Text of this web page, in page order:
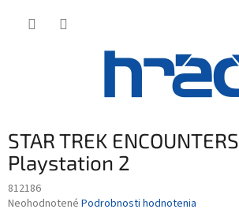
STAR TREK ENCOUNTERS
Playstation 2
812186
Priemerné
Neohodnotené Podrobnosti hodnotenia